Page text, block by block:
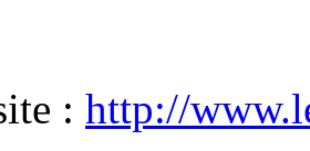
: http://